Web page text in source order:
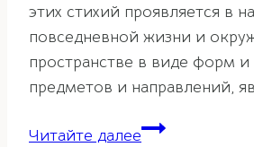
этих стихий проявляется в
повседневной жизни и
пространстве в виде форм и
предметов и направлений,
Читайте далееСтихия